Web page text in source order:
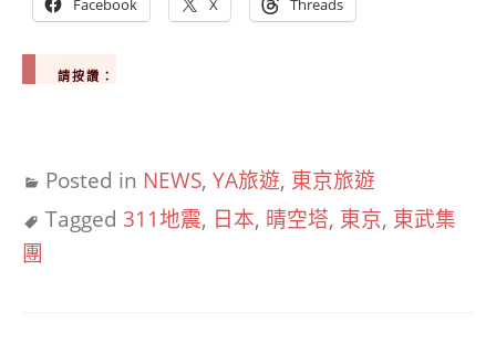
Facebook X Threads
請按讚：
Posted in NEWS, YA旅遊, 東京旅遊
Tagged 311地震, 日本, 晴空塔, 東京, 東武集
團